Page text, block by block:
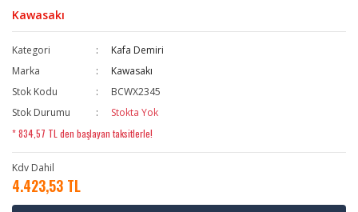
Kawasakı
Kategori
Kafa Demiri
Marka
Kawasakı
Stok Kodu
BCWX2345
Stok Durumu
Stokta Yok
* 834,57 TL den başlayan taksitlerle!
Kdv Dahil
4.423,53 TL